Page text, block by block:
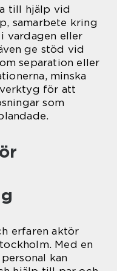
till hjälp vid
samarbete kring
vardagen eller
ge stöd vid
separation eller
minska
för att
som
erfaren aktör
Med en
kan